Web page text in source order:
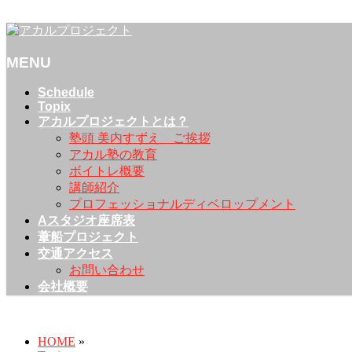
MENU
Schedule
Topix
アカルプロジェクトとは？
塾頭 美内すずえ ご挨拶
アカル塾の教育
ボイトレ概要
講師紹介
プロフェッショナルディベロップメント
Aスタジオ座席表
葦船プロジェクト
交通アクセス
お問い合わせ
会社概要
HOME »